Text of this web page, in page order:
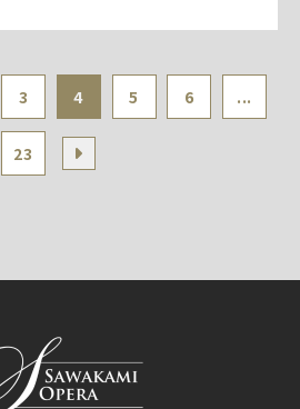
3 4 5 6 ...
23